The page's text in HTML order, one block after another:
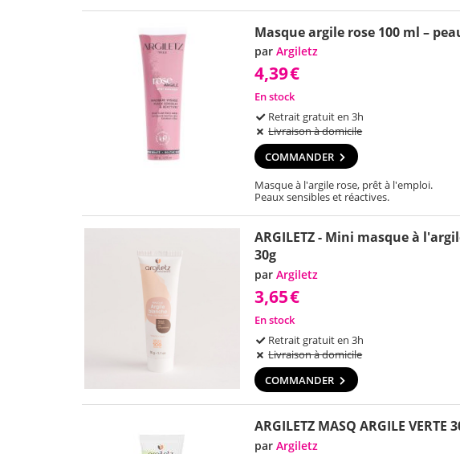
Masque argile rose 100 ml –
par Argiletz
4,39€
En stock
Retrait gratuit en 3h
Livraison à domicile
COMMANDER
Masque à l'argile rose, prêt à l'emploi.
Peaux sensibles et réactives.
ARGILETZ - Mini masque à
30g
par Argiletz
3,65€
En stock
Retrait gratuit en 3h
Livraison à domicile
COMMANDER
ARGILETZ MASQ ARGILE VERTE
par Argiletz